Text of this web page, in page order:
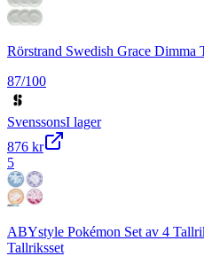
Rörstrand Swedish Grace Dimma
87/100
SvenssonsI lager
876 kr
5
ABYstyle Pokémon Set av 4
Tallriksset